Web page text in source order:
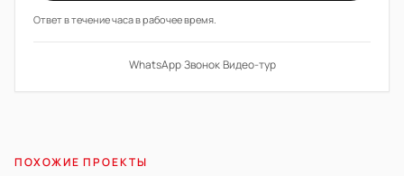
Ответ в течение часа в рабочее время.
WhatsApp·Звонок·Видео-тур
ПОХОЖИЕ ПРОЕКТЫ